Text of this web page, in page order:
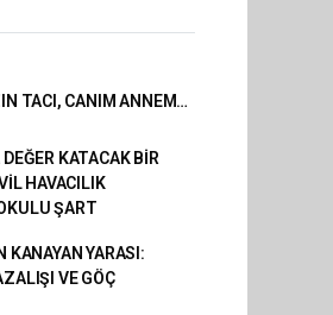
TACI, CANIM ANNEM…
DEĞER KATACAK BİR
HAVACILIK
ŞART
KANAYAN YARASI:
VE GÖÇ